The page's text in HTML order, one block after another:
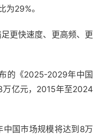
为29%。
更快速度、更高频、更
的《2025-2029年中国
万亿元，2015年至2024
国市场规模将达到8万